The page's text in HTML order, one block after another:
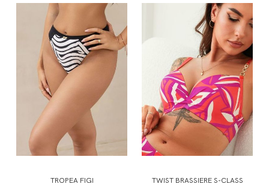
TROPEA FIGI TWIST BRASSIERE S-CLASS